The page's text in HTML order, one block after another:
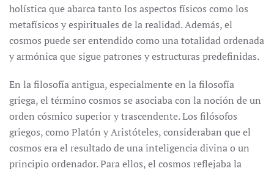
holística que abarca tanto los aspectos físicos como los
metafísicos y espirituales de la realidad. Además, el
cosmos puede ser entendido como una totalidad ordenada
y armónica que sigue patrones y estructuras predefinidas.
En la filosofía antigua, especialmente en la filosofía
griega, el término cosmos se asociaba con la noción de un
orden cósmico superior y trascendente. Los filósofos
griegos, como Platón y Aristóteles, consideraban que el
cosmos era el resultado de una inteligencia divina o un
principio ordenador. Para ellos, el cosmos reflejaba la